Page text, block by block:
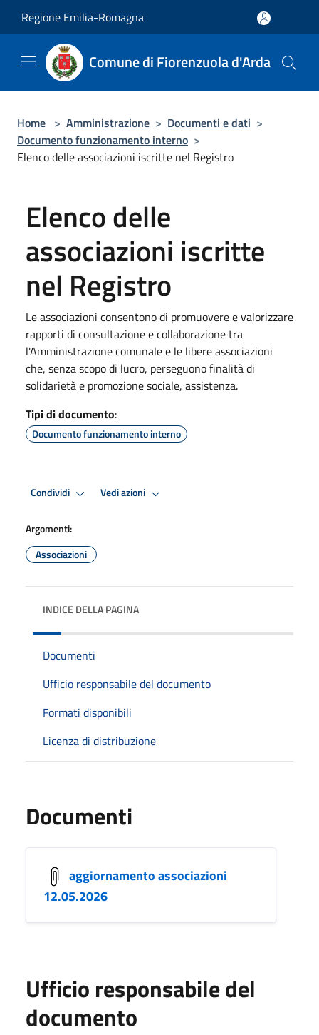
Regione Emilia-Romagna
Comune di Fiorenzuola d'Arda
Home > Amministrazione > Documenti e dati >
Documento funzionamento interno >
Elenco delle associazioni iscritte nel Registro
Elenco delle
associazioni iscritte
nel Registro
Le associazioni consentono di promuovere e valorizzare
rapporti di consultazione e collaborazione tra
l'Amministrazione comunale e le libere associazioni
che, senza scopo di lucro, perseguono finalità di
solidarietà e promozione sociale, assistenza.
Tipi di documento:
Documento funzionamento interno
Condividi Vedi azioni
Argomenti:
Associazioni
INDICE DELLA PAGINA
Documenti
Ufficio responsabile del documento
Formati disponibili
Licenza di distribuzione
Documenti
aggiornamento associazioni
12.05.2026
Ufficio responsabile del
documento